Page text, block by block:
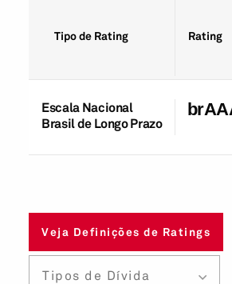
Tipo de Rating Rating
Escala Nacional
Brasil de Longo Prazo
Veja Definições de Ratings
Tipos de Dívida